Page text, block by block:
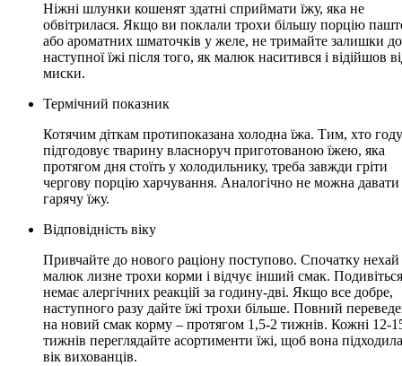
Ніжні шлунки кошенят здатні сприймати їжу, яка не
обвітрилася. Якщо ви поклали трохи більшу порцію
або ароматних шматочків у желе, не тримайте залишки до
наступної їжі після того, як малюк наситився і відійшов
миски.
Термічний показник
Котячим діткам протипоказана холодна їжа. Тим, хто
підгодовує тварину власноруч приготованою їжею, яка
протягом дня стоїть у холодильнику, треба завжди гріти
чергову порцію харчування. Аналогічно не можна давати
гарячу їжу.
Відповідність віку
Привчайте до нового раціону поступово. Спочатку нехай
малюк лизне трохи корми і відчує інший смак.
немає алергічних реакцій за годину-дві. Якщо все добре,
наступного разу дайте їжі трохи більше. Повний
на новий смак корму – протягом 1,5-2 тижнів. Кожні 12-
тижнів переглядайте асортименти їжі, щоб вона
вік вихованців.